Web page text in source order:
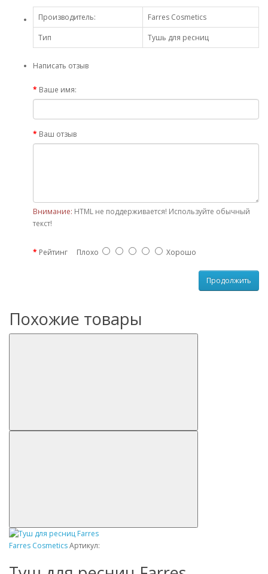
Производитель:
Farres Cosmetics
Тип
Тушь для ресниц
Написать отзыв
Ваше имя:
Ваш отзыв
Внимание: HTML не поддерживается! Используйте обычный
текст!
Рейтинг Плохо Хорошо
Продолжить
Похожие товары
Farres CosmeticsАртикул: